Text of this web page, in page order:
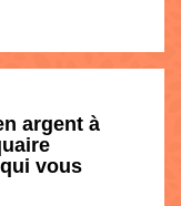
argent à
vous